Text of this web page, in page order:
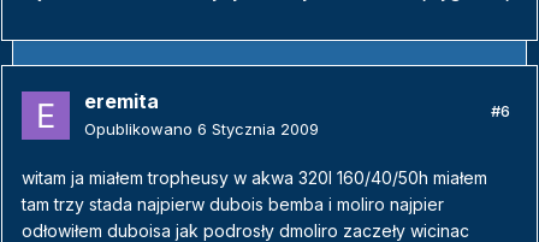
eremita
Opublikowano 6 Stycznia 2009
#6
witam ja miałem tropheusy w akwa 320l 160/40/50h miałem
tam trzy stada najpierw dubois bemba i moliro najpier
odłowiłem duboisa jak podrosły dmoliro zaczeły wicinac